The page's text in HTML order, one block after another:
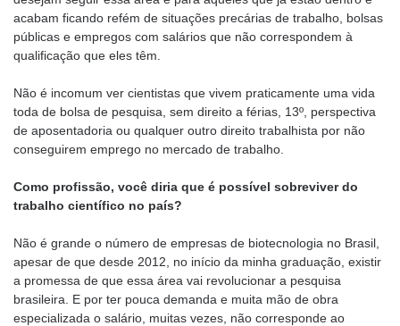
acabam ficando refém de situações precárias de trabalho, bolsas
públicas e empregos com salários que não correspondem à
qualificação que eles têm.
Não é incomum ver cientistas que vivem praticamente uma vida
toda de bolsa de pesquisa, sem direito a férias, 13º, perspectiva
de aposentadoria ou qualquer outro direito trabalhista por não
conseguirem emprego no mercado de trabalho.
Como profissão, você diria que é possível sobreviver do
trabalho científico no país?
Não é grande o número de empresas de biotecnologia no Brasil,
apesar de que desde 2012, no início da minha graduação, existir
a promessa de que essa área vai revolucionar a pesquisa
brasileira. E por ter pouca demanda e muita mão de obra
especializada o salário, muitas vezes, não corresponde ao